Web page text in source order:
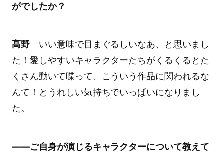
がでしたか？
髙野いい意味で目まぐるしいなあ、と思いまし
た！愛しやすいキャラクターたちがくるくるとた
くさん動いて喋って、こういう作品に関われるな
んて！とうれしい気持ちでいっぱいになりまし
た。
――ご自身が演じるキャラクターについて教えて